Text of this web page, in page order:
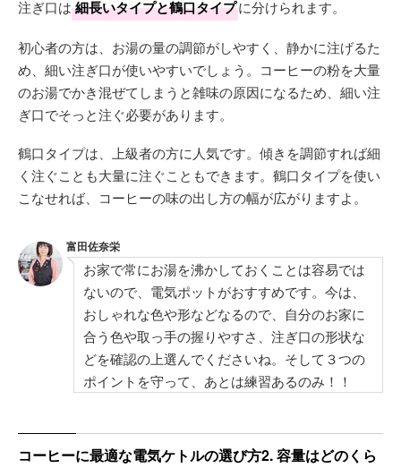
注ぎ口は 細長いタイプと鶴口タイプに分けられます。
初心者の方は、お湯の量の調節がしやすく、静かに注げるた
め、細い注ぎ口が使いやすいでしょう。コーヒーの粉を大量
のお湯でかき混ぜてしまうと雑味の原因になるため、細い注
ぎ口でそっと注ぐ必要があります。
鶴口タイプは、上級者の方に人気です。傾きを調節すれば細
く注ぐことも大量に注ぐこともできます。鶴口タイプを使い
こなせれば、コーヒーの味の出し方の幅が広がりますよ。
富田佐奈栄
お家で常にお湯を沸かしておくことは容易では
ないので、電気ポットがおすすめです。今は、
おしゃれな色や形などなるので、自分のお家に
合う色や取っ手の握りやすさ、注ぎ口の形状な
どを確認の上選んでくださいね。そして３つの
ポイントを守って、あとは練習あるのみ！！
コーヒーに最適な電気ケトルの選び方2. 容量はどのくら